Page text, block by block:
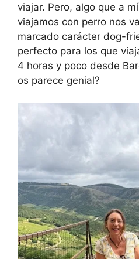
viajar. Pero, algo que a
viajamos con perro nos
marcado carácter dog-
perfecto para los que
4 horas y poco desde
os parece genial?